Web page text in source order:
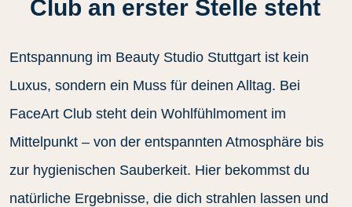
Club an erster Stelle steht
Entspannung im Beauty Studio Stuttgart ist kein
Luxus, sondern ein Muss für deinen Alltag. Bei
FaceArt Club steht dein Wohlfühlmoment im
Mittelpunkt – von der entspannten Atmosphäre bis
zur hygienischen Sauberkeit. Hier bekommst du
natürliche Ergebnisse, die dich strahlen lassen und